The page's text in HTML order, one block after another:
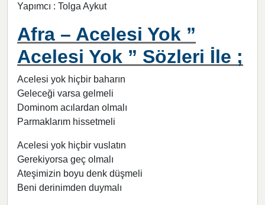
Yapımcı : Tolga Aykut
Afra – Acelesi Yok ”
Acelesi Yok ” Sözleri İle ;
Acelesi yok hiçbir baharın
Geleceği varsa gelmeli
Dominom acılardan olmalı
Parmaklarım hissetmeli
Acelesi yok hiçbir vuslatın
Gerekiyorsa geç olmalı
Ateşimizin boyu denk düşmeli
Beni derinimden duymalı